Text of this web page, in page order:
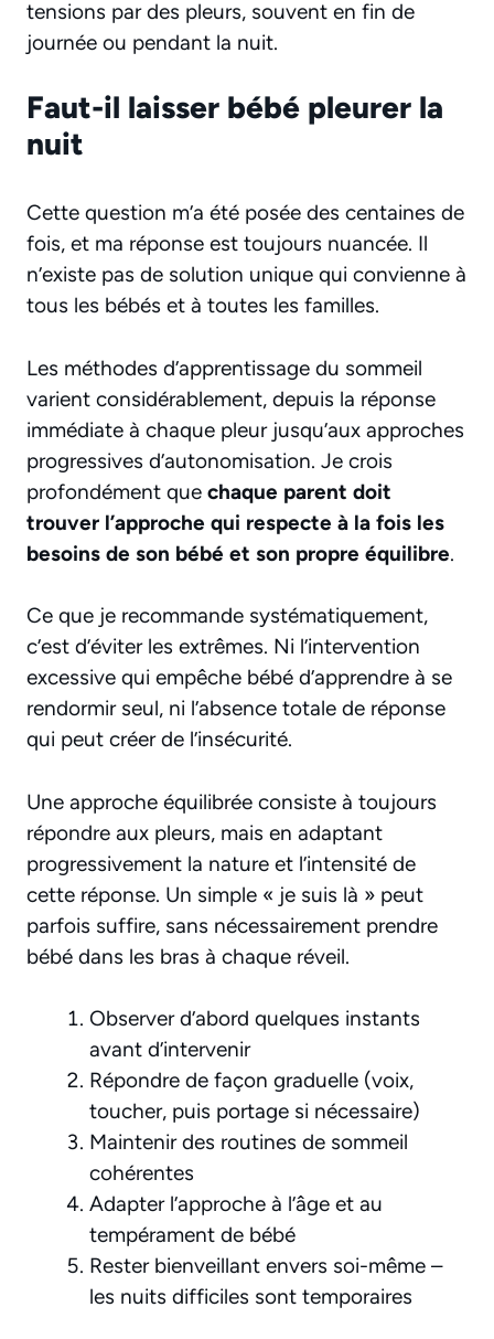
tensions par des pleurs, souvent en fin de
journée ou pendant la nuit.
Faut-il laisser bébé pleurer la
nuit
Cette question m’a été posée des centaines de
fois, et ma réponse est toujours nuancée. Il
n’existe pas de solution unique qui convienne à
tous les bébés et à toutes les familles.
Les méthodes d’apprentissage du sommeil
varient considérablement, depuis la réponse
immédiate à chaque pleur jusqu’aux approches
progressives d’autonomisation. Je crois
profondément que chaque parent doit
trouver l’approche qui respecte à la fois les
besoins de son bébé et son propre équilibre.
Ce que je recommande systématiquement,
c’est d’éviter les extrêmes. Ni l’intervention
excessive qui empêche bébé d’apprendre à se
rendormir seul, ni l’absence totale de réponse
qui peut créer de l’insécurité.
Une approche équilibrée consiste à toujours
répondre aux pleurs, mais en adaptant
progressivement la nature et l’intensité de
cette réponse. Un simple « je suis là » peut
parfois suffire, sans nécessairement prendre
bébé dans les bras à chaque réveil.
Observer d’abord quelques instants
avant d’intervenir
Répondre de façon graduelle (voix,
toucher, puis portage si nécessaire)
Maintenir des routines de sommeil
cohérentes
Adapter l’approche à l’âge et au
tempérament de bébé
Rester bienveillant envers soi-même –
les nuits difficiles sont temporaires